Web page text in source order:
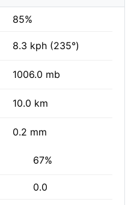
85%
8.3 kph (235°)
1006.0 mb
10.0 km
0.2 mm
67%
0.0